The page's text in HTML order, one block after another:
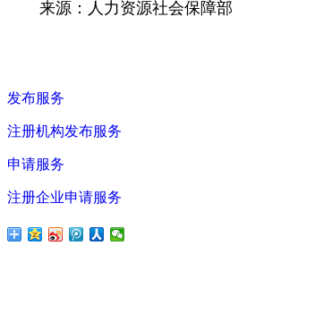
来源：人力资源社会保障部
发布服务
注册机构发布服务
申请服务
注册企业申请服务